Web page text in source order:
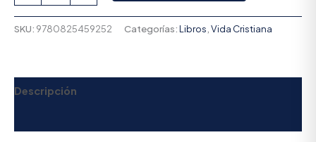
SKU: 9780825459252 Categorías:Libros Vida Cristiana
Descripción